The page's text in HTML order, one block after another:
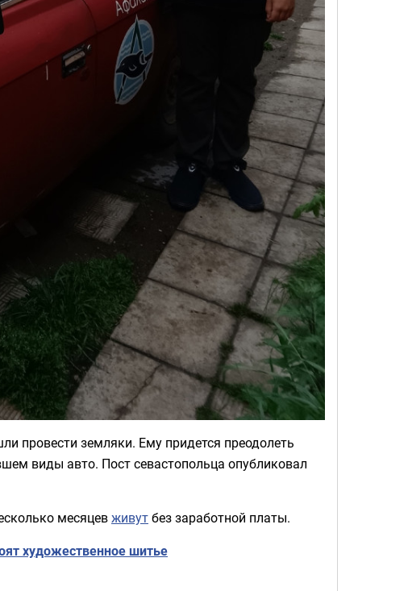
провести земляки. Ему придется преодолеть
виды авто. Пост севастопольца опубликовал
месяцевживутбез заработной платы.
художественное шитье